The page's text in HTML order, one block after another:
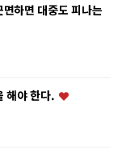
하면 대중도 피나는
해야 한다.